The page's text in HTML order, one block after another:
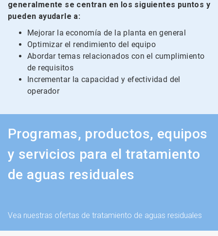
generalmente se centran en los siguientes puntos y
pueden ayudarle a:
Mejorar la economía de la planta en general
Optimizar el rendimiento del equipo
Abordar temas relacionados con el cumplimiento
de requisitos
Incrementar la capacidad y efectividad del
operador
Programas, productos, equipos
y servicios para el tratamiento
de aguas residuales
Vea nuestras ofertas de tratamiento de aguas residuales